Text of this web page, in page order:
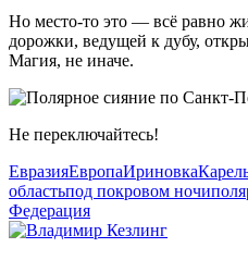
Но место-то это — всё равно
дорожки, ведущей к дубу,
Магия, не иначе.
Не переключайтесь!
ЕвразияЕвропаИриновка
областьпод покровом ночи
Федерация